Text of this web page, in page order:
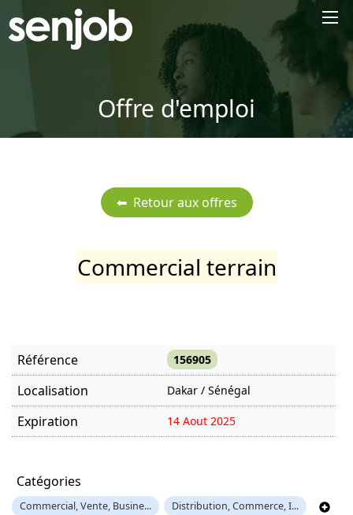
Offre d'emploi
Commercial terrain
Référence 156905
Localisation Dakar / Sénégal
Expiration 14 Aout 2025
Catégories
Commercial, Vente, Busine... Distribution, Commerce, I...
×